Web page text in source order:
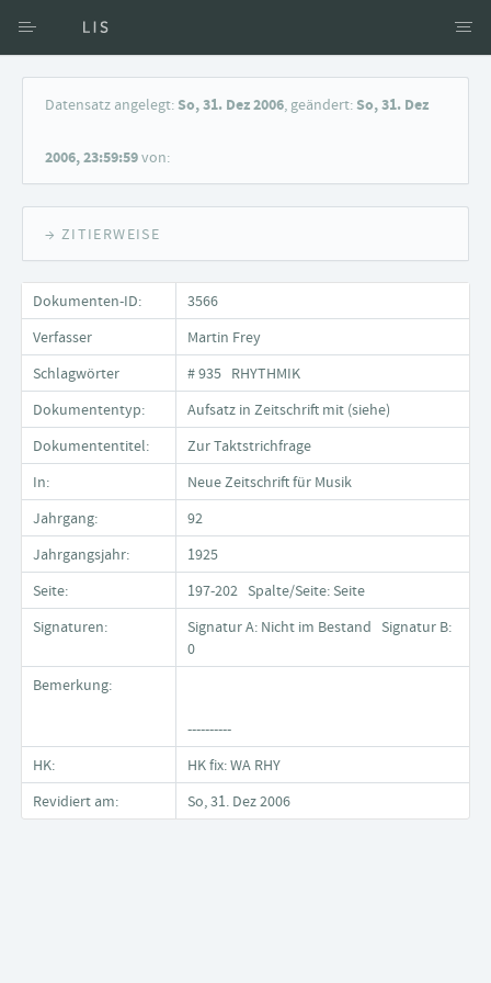
Zugang über Verfasser
Suche nach Schlagwort
Datensatz angelegt:So, 31. Dez 2006, geändert:So, 31. Dez
2006, 23:59:59von:
→ ZITIERWEISE
Dokumenten-ID:
3566
Verfasser
Martin Frey
Schlagwörter
# 935 RHYTHMIK
Dokumententyp:
Aufsatz in Zeitschrift mit (siehe)
Dokumententitel:
Zur Taktstrichfrage
In:
Neue Zeitschrift für Musik
Jahrgang:
92
Jahrgangsjahr:
1925
Seite:
197-202 Spalte/Seite: Seite
Signaturen:
Signatur A: Nicht im Bestand Signatur B:
0
Bemerkung:
----------
HK:
HK fix: WA RHY
Revidiert am:
So, 31. Dez 2006